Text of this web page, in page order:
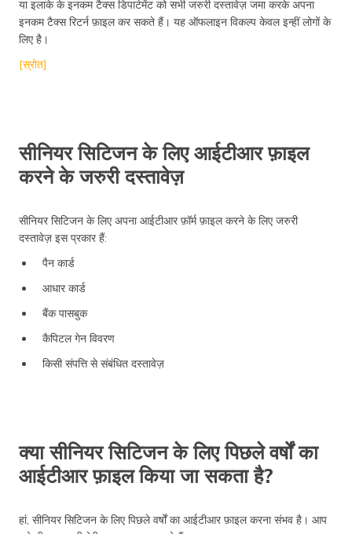
या इलाके के इनकम टैक्स डिपार्टमेंट को सभी जरुरी दस्तावेज़ जमा करके अपना
इनकम टैक्स रिटर्न फ़ाइल कर सकते हैं। यह ऑफलाइन विकल्प केवल इन्हीं लोगों के
लिए है।
[स्रोत]
सीनियर सिटिजन के लिए आईटीआर फ़ाइल
करने के जरुरी दस्तावेज़
सीनियर सिटिजन के लिए अपना आईटीआर फ़ॉर्म फ़ाइल करने के लिए जरुरी
दस्तावेज़ इस प्रकार हैं:
पैन कार्ड
आधार कार्ड
बैंक पासबुक
कैपिटल गेन विवरण
किसी संपत्ति से संबंधित दस्तावेज़
क्या सीनियर सिटिजन के लिए पिछले वर्षों का
आईटीआर फ़ाइल किया जा सकता है?
हां, सीनियर सिटिजन के लिए पिछले वर्षों का आईटीआर फ़ाइल करना संभव है। आप